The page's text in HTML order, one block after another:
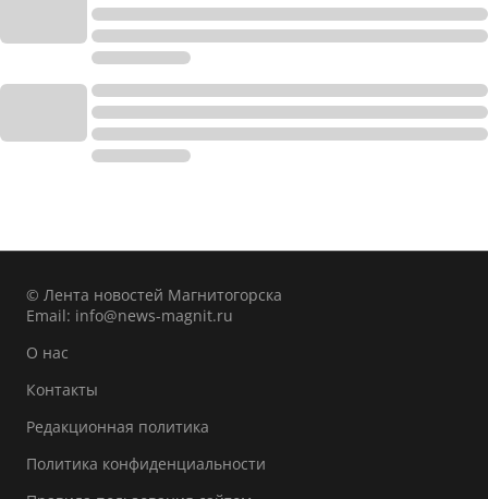
© Лента новостей Магнитогорска
Email: info@news-magnit.ru
О нас
Контакты
Редакционная политика
Политика конфиденциальности